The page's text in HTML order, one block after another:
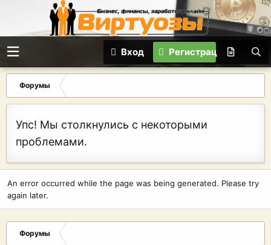
Вход Регистрация
Форумы
Упс! Мы столкнулись с некоторыми
проблемами.
An error occurred while the page was being generated. Please try
again later.
Форумы